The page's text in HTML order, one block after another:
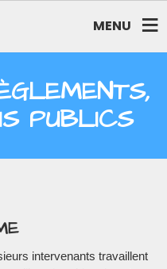
MENU
PUBLICS
intervenants travaillent